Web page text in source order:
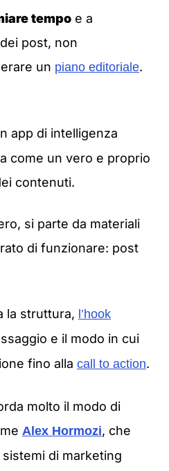
tempo e a
dei post, non
un piano editoriale.
app di intelligenza
come un vero e proprio
contenuti.
si parte da materiali
di funzionare: post
la struttura, l’hook
e il modo in cui
fino alla call to action.
molto il modo di
Alex Hormozi, che
di marketing